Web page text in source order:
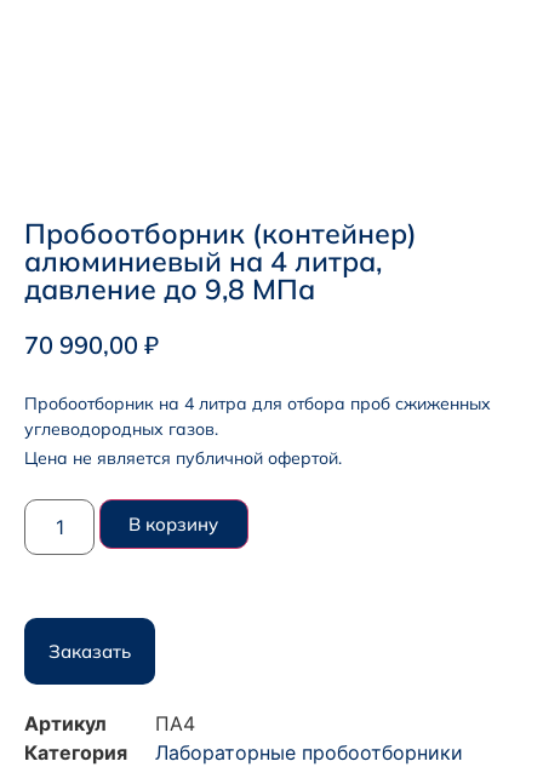
Пробоотборник (контейнер)
алюминиевый на 4 литра,
давление до 9,8 МПа
70 990,00 ₽
Пробоотборник на 4 литра для отбора проб сжиженных
углеводородных газов.
Цена не является публичной офертой.
В корзину
Заказать
Артикул
ПА4
Категория
Лабораторные пробоотборники